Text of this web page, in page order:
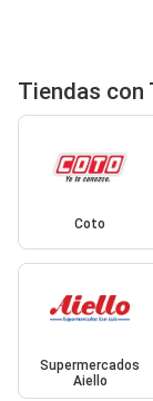
Tiendas con
Coto
Supermercados
Aiello